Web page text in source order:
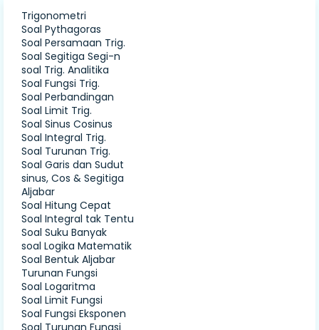
Trigonometri
Soal Pythagoras
Soal Persamaan Trig.
Soal Segitiga Segi-n
soal Trig. Analitika
Soal Fungsi Trig.
Soal Perbandingan
Soal Limit Trig.
Soal Sinus Cosinus
Soal Integral Trig.
Soal Turunan Trig.
Soal Garis dan Sudut
sinus, Cos & Segitiga
Aljabar
Soal Hitung Cepat
Soal Integral tak Tentu
Soal Suku Banyak
soal Logika Matematik
Soal Bentuk Aljabar
Turunan Fungsi
Soal Logaritma
Soal Limit Fungsi
Soal Fungsi Eksponen